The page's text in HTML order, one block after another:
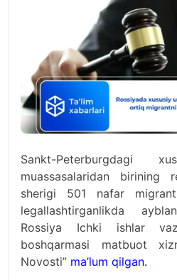
Sankt-Peterburgdagi
muassasalaridan
sherigi 501 nafar
legallashtirganlikda
Rossiya Ichki ishlar
boshqarmasi matbuot
Novosti” ma’lum qilgan.